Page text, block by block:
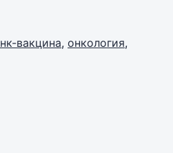
вакцина, онкология,